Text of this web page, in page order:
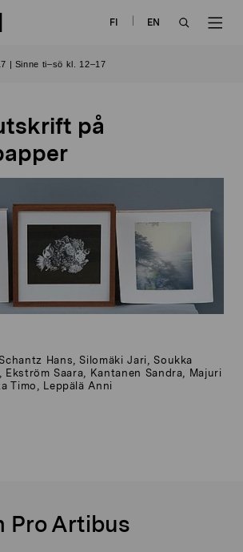
FI
EN
| Sinne ti–sö kl. 12–17
på
Hans, Silomäki Jari, Soukka
Ekström Saara, Kantanen Sandra, Majuri
Timo, Leppälä Anni
Pro Artibus